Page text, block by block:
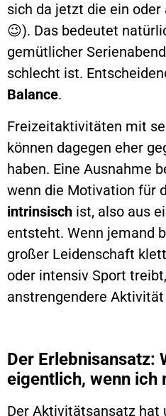
sich da jetzt die ein
😉). Das bedeutet
gemütlicher
schlecht ist.
Balance.
Freizeitaktivitäten mit
können dagegen eher
haben. Eine Ausnahme
wenn die Motivation für
intrinsisch ist, also aus
entsteht. Wenn jemand
großer Leidenschaft
oder intensiv Sport
anstrengendere
Der Erlebnisansatz:
eigentlich, wenn ich
Der Aktivitätsansatz hat